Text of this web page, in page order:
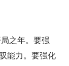
之年。要强
能力。要强化